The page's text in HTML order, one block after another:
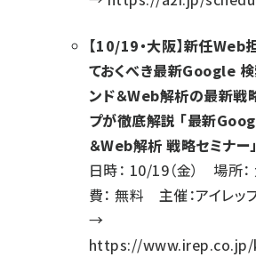
【10/19・大阪】新任Web
ておくべき最新Google
ンド＆Web解析の最新戦
プが徹底解説 「最新
＆Web解析 戦略セミナー」
日時： 10/19（金） 場所
費： 無料 主催：アイレッ
→
https://